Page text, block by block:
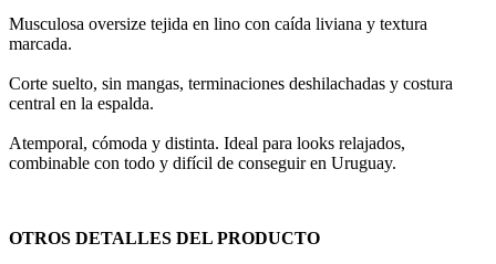
Musculosa oversize tejida en lino con caída liviana y textura
marcada.
Corte suelto, sin mangas, terminaciones deshilachadas y costura
central en la espalda.
Atemporal, cómoda y distinta. Ideal para looks relajados,
combinable con todo y difícil de conseguir en Uruguay.
OTROS DETALLES DEL PRODUCTO